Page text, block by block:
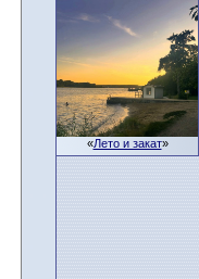
«Лето и закат»